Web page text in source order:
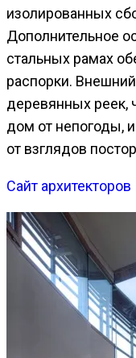
изолированных
Дополнительное
стальных рамах
распорки.
деревянных реек,
дом от непогоды,
от взглядов
Сайт архитекторов